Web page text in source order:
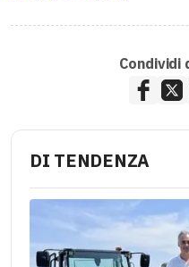
DI TENDENZA